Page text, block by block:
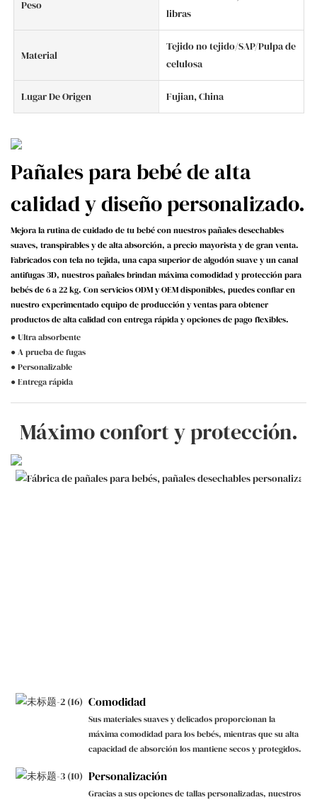
Peso
libras
Material
Tejido no tejido/SAP/Pulpa de
celulosa
Lugar De Origen Fujian, China
Pañales para bebé de alta
calidad y diseño personalizado.
Mejora la rutina de cuidado de tu bebé con nuestros pañales desechables
suaves, transpirables y de alta absorción, a precio mayorista y de gran venta.
Fabricados con tela no tejida, una capa superior de algodón suave y un canal
antifugas 3D, nuestros pañales brindan máxima comodidad y protección para
bebés de 6 a 22 kg. Con servicios ODM y OEM disponibles, puedes confiar en
nuestro experimentado equipo de producción y ventas para obtener
productos de alta calidad con entrega rápida y opciones de pago flexibles.
● Ultra absorbente
● A prueba de fugas
● Personalizable
● Entrega rápida
Máximo confort y protección.
Comodidad
Sus materiales suaves y delicados proporcionan la
máxima comodidad para los bebés, mientras que su alta
capacidad de absorción los mantiene secos y protegidos.
Personalización
Gracias a sus opciones de tallas personalizadas, nuestros